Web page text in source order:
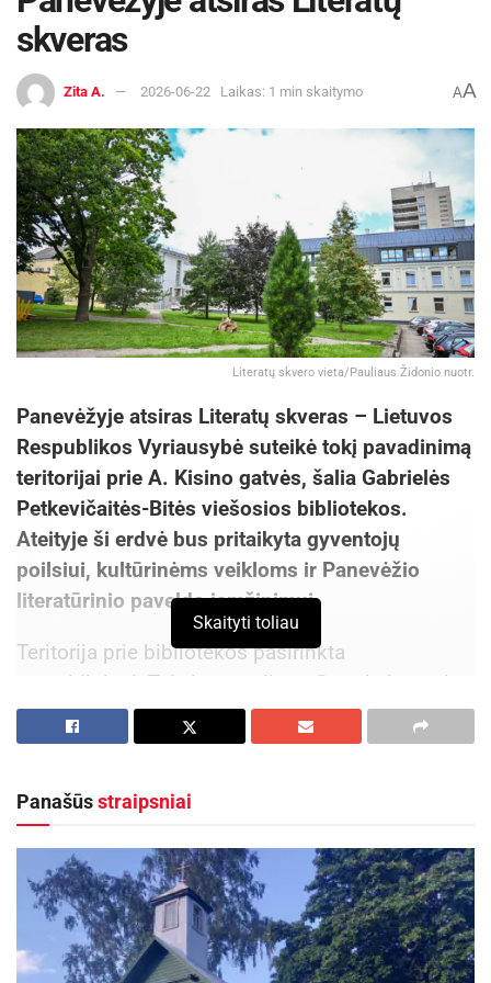
skveras
Zita A. 2026-06-22 Laikas: 1 min skaitymo AA
Literatų skvero vieta/Pauliaus Židonio nuotr.
Panevėžyje atsiras Literatų skveras – Lietuvos
Respublikos Vyriausybė suteikė tokį pavadinimą
teritorijai prie A. Kisino gatvės, šalia Gabrielės
Petkevičaitės-Bitės viešosios bibliotekos.
Ateityje ši erdvė bus pritaikyta gyventojų
poilsiui, kultūrinėms veikloms ir Panevėžio
literatūrinio paveldo įamžinimui.
Teritorija prie bibliotekos pasirinkta
neatsitiktinai. Tai viena su literatūra, skaitymu ir
kultūriniu miesto gyvenimu glaudžiausiai
susijusių Panevėžio vietų, todėl būtent čia
Aktualios
Panevėžio kultūros centras ruošiasi dar vienam
atnaujinimo etapui
2026-08-10
Skaityti toliau
Panašūsstraipsniai